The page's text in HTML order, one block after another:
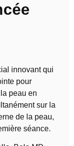
innovant qui
pour
peau en
sur la
de la peau,
séance.